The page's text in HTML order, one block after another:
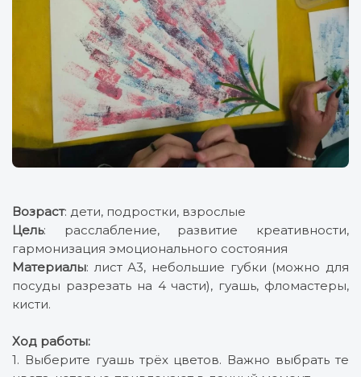
Возраст: дети, подростки, взрослые
Цель: расслабление, развитие креативности,
гармонизация эмоционального состояния
Материалы: лист А3, небольшие губки (можно для
посуды разрезать на 4 части), гуашь, фломастеры,
кисти.
Ход работы:
1. Выберите гуашь трёх цветов. Важно выбрать те